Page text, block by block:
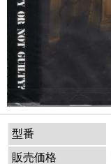
型番
販売価格